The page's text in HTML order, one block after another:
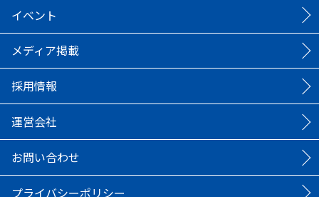
イベント
メディア掲載
採用情報
運営会社
お問い合わせ
プライバシーポリシー